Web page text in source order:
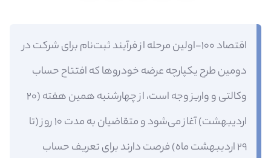
اقتصاد 100-اولین مرحله از فرآیند ثبت‌نام برای شرکت در
دومین طرح یکپارچه عرضه خودروها که افتتاح حساب
وکالتی و واریز وجه است، از چهارشنبه همین هفته (۲۰
اردیبهشت) آغاز می‌شود و متقاضیان به مدت ۱۰ روز (تا
۲۹ اردیبهشت ماه) فرصت دارند برای تعریف حساب